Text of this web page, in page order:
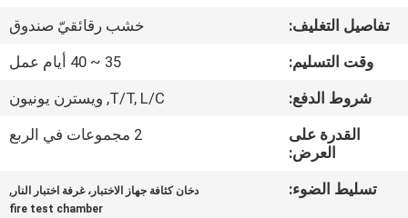
المعمل
اتصل
تفاصيل التغليف:
خشب رقائقيّ صندوق
وقت التسليم:
35 ~ 40 أيام عمل
شروط الدفع:
T/T, L/C, ويسترن يونيون
القدرة على
العرض:
2 مجموعات في الربع
تسليط الضوء: دخان كثافة جهاز الاختبار، غرفة اختبار النار ,
fire test chamber